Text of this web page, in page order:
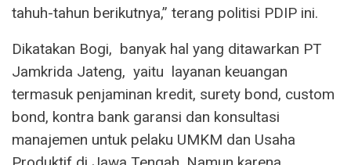
tahuh-tahun berikutnya,” terang politisi PDIP ini.
Dikatakan Bogi, banyak hal yang ditawarkan PT
Jamkrida Jateng, yaitu layanan keuangan
termasuk penjaminan kredit, surety bond, custom
bond, kontra bank garansi dan konsultasi
manajemen untuk pelaku UMKM dan Usaha